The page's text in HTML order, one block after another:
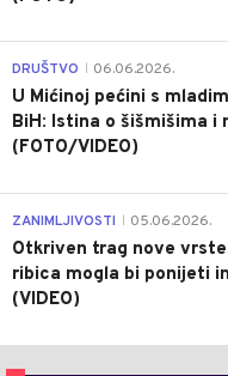
DRUŠTVO 06.06.2026.
U Mićinoj pećini s
BiH: Istina o šišmišima i
(FOTO/VIDEO)
ZANIMLJIVOSTI 05.06.2026.
Otkriven trag nove
ribica mogla bi ponijeti
(VIDEO)